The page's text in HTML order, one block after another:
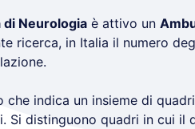
Neurologiaè attivo un
ricerca, in Italia il numero
che indica un insieme di
Si distinguono quadri in cui il